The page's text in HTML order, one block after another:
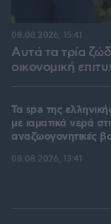
Αυτά τα τρία
οικονομική
08.08.2026, 15:41
Τα spa της
με ιαματικά νερά
αναζωογονητικές
08.08.2026, 13:41